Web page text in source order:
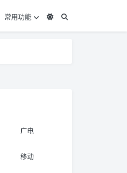
常用功能
广电
移动